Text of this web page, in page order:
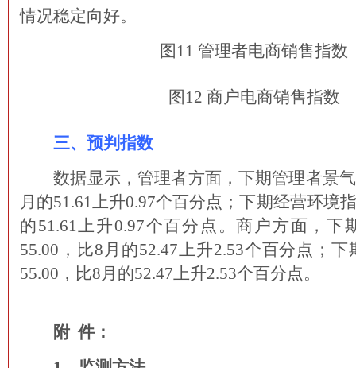
情况稳定向好。
图11 管理者电商销售指数
图12 商户电商销售指数
三、预判指数
数据显示，管理者方面，下期管理者景气
月的51.61上升0.97个百分点；下期经营环境
的51.61上升0.97个百分点。商户方面，下
55.00，比8月的52.47上升2.53个百分点；
55.00，比8月的52.47上升2.53个百分点。
附 件：